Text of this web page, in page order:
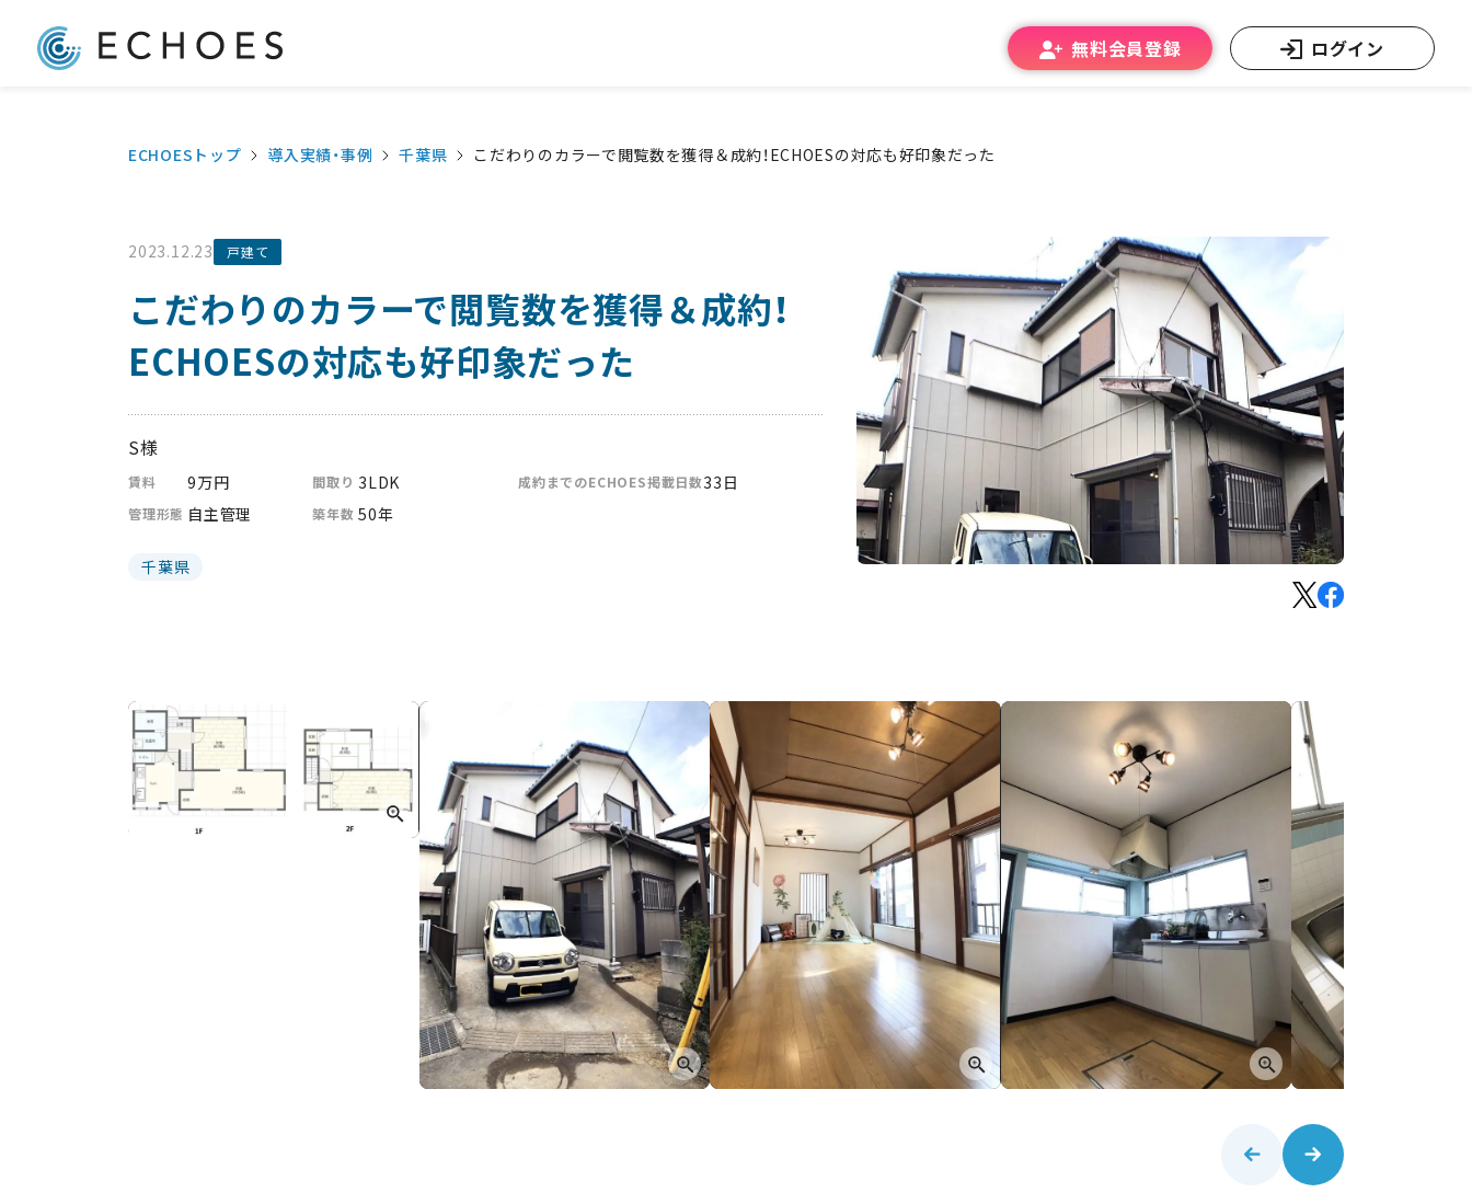
無料会員登録 ログイン
ECHOESトップ 導入実績・事例 千葉県 こだわりのカラーで閲覧数を獲得＆成約！ECHOESの対応も好印象だった
2023.12.23 戸建て
こだわりのカラーで閲覧数を獲得＆成約！
ECHOESの対応も好印象だった
S様
賃料 9万円 間取り 3LDK
管理形態 自主管理 築年数 50年
成約までのECHOES掲載日数33日
千葉県